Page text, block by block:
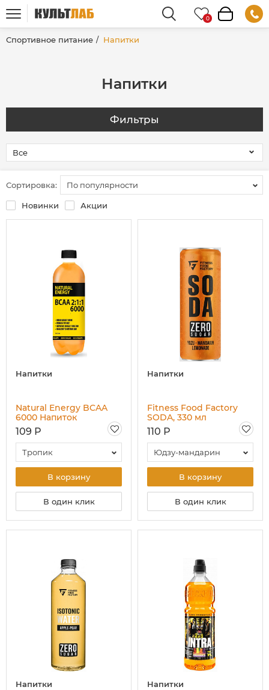
Спортивное питание Напитки
Напитки
Фильтры
Сортировка: По популярности
Новинки Акции
Напитки
Natural Energy BCAA
6000 Напиток
газированный, 500 мл
109 Р
Тропик
В корзину
В один клик
Напитки
Fitness Food Factory
SODA, 330 мл
110 Р
Юдзу-мандарин
В корзину
В один клик
Напитки Напитки